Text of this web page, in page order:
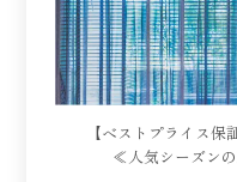
【ベストプライス
≪人気シーズン